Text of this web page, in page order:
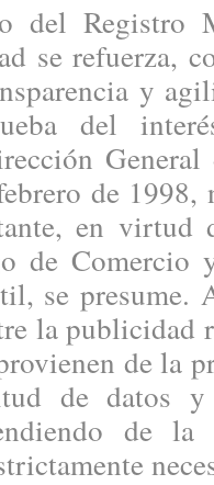
Registro
se refuerza,
y
del
de 1998,
en virtud
de Comercio
se presume.
la
de la
de datos y
de